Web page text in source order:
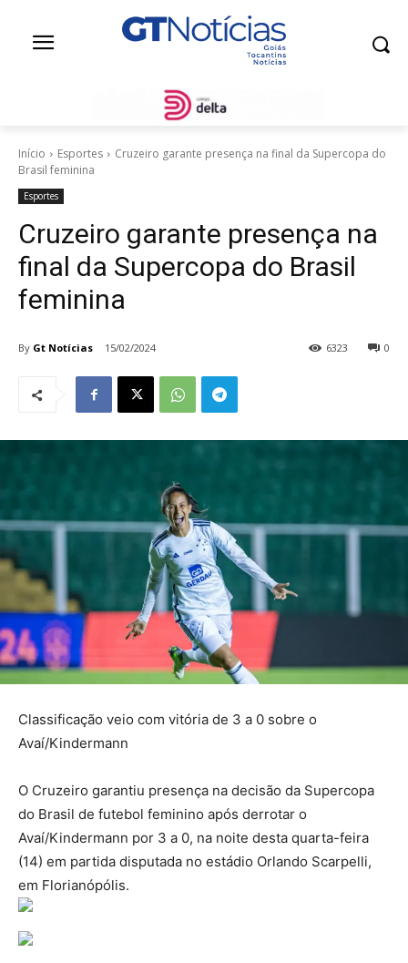
Início Esportes
Cruzeiro garante presença na final da Supercopa do
Brasil feminina
Esportes
Cruzeiro garante presença na
final da Supercopa do Brasil
feminina
By Gt Notícias 15/02/2024 0
6323
Classificação veio com vitória de 3 a 0 sobre o
Avaí/Kindermann
O Cruzeiro garantiu presença na decisão da Supercopa
do Brasil de futebol feminino após derrotar o
Avaí/Kindermann por 3 a 0, na noite desta quarta-feira
(14) em partida disputada no estádio Orlando Scarpelli,
em Florianópólis.